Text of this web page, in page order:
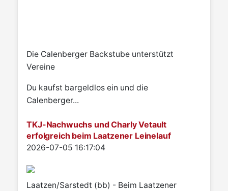
Die Calenberger Backstube unterstützt
Vereine
Du kaufst bargeldlos ein und die
Calenberger...
TKJ-Nachwuchs und Charly Vetault
erfolgreich beim Laatzener Leinelauf
Details
2026-07-05 16:17:04
Laatzen/Sarstedt (bb) - Beim Laatzener